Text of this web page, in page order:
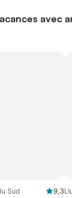
avec
Sud
9,3